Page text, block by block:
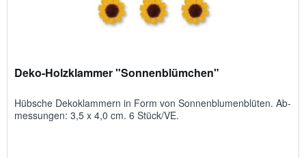
Deko-Holzklammer "Sonnenblümchen"
Hübsche Deko­klam­mern in Form von Sonnen­blumen­blü­ten. Ab­
mes­sungen: 3,5 x 4,0 cm. 6 Stück/VE.